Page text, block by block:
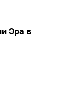
Эра в